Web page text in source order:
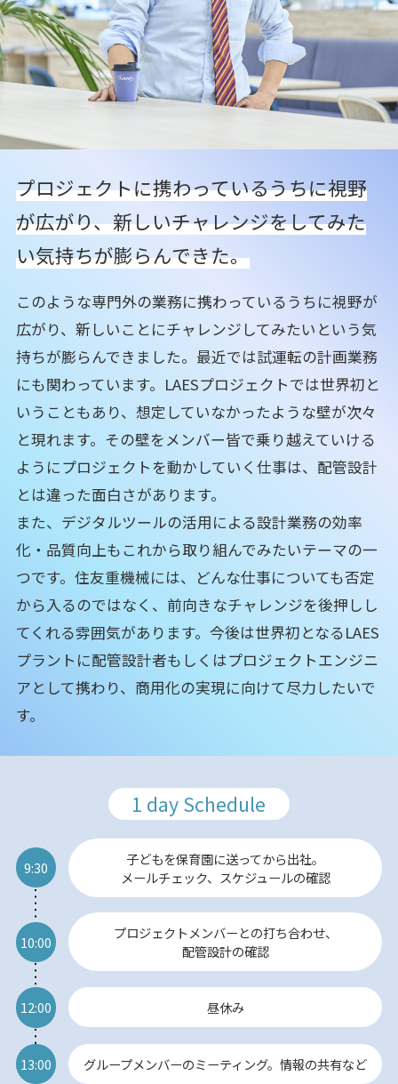
プロジェクトに携わっているうちに視野
が広がり、新しいチャレンジをしてみた
い気持ちが膨らんできた。
このような専門外の業務に携わっているうちに視野が
広がり、新しいことにチャレンジしてみたいという気
持ちが膨らんできました。最近では試運転の計画業務
にも関わっています。LAESプロジェクトでは世界初と
いうこともあり、想定していなかったような壁が次々
と現れます。その壁をメンバー皆で乗り越えていける
ようにプロジェクトを動かしていく仕事は、配管設計
とは違った面白さがあります。
また、デジタルツールの活用による設計業務の効率
化・品質向上もこれから取り組んでみたいテーマの一
つです。住友重機械には、どんな仕事についても否定
から入るのではなく、前向きなチャレンジを後押しし
てくれる雰囲気があります。今後は世界初となるLAES
プラントに配管設計者もしくはプロジェクトエンジニ
アとして携わり、商用化の実現に向けて尽力したいで
す。
1 day Schedule
9:30
子どもを保育園に送ってから出社。
メールチェック、スケジュールの確認
10:00
プロジェクトメンバーとの打ち合わせ、
配管設計の確認
12:00 昼休み
13:00 グループメンバーのミーティング。情報の共有など